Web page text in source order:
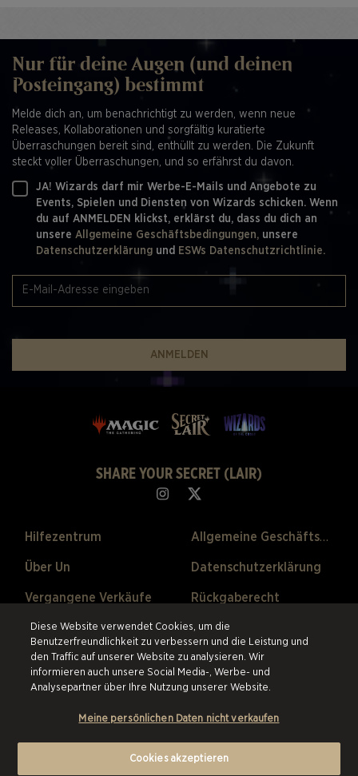
Nur für deine Augen (und deinen
Posteingang) bestimmt
Melde dich an, um benachrichtigt zu werden, wenn neue
Releases, Kollaborationen und sorgfältig kuratierte
Überraschungen bereit sind, enthüllt zu werden. Die Zukunft
steckt voller Überraschungen, und so erfährst du davon.
JA! Wizards darf mir Werbe-E-Mails und Angebote zu
Events, Spielen und Diensten von Wizards schicken. Wenn
du auf ANMELDEN klickst, erklärst du, dass du dich an
unsere Allgemeine Geschäftsbedingungen, unsere
Datenschutzerklärung und ESWs Datenschutzrichtlinie.
ANMELDEN
SHARE YOUR SECRET (LAIR)
Hilfezentrum
Über Un
Vergangene Verkäufe
Cookie-Einstellungen
Allgemeine Geschäftsbedingungen
Datenschutzerklärung
Rückgaberecht
©2026 ESW France SAS. Alle Rechte vorbehalten. Alle Warenzeichen sind
Eigentum ihrer Besitzer in den USA und anderen Ländern.
SAS ist der authorisierte Wiederverkäufer und Vertriebspartner der im
Diese Website verwendet Cookies, um die
Benutzerfreundlichkeit zu verbessern und die Leistung und
den Traffic auf unserer Website zu analysieren. Wir
informieren auch unsere Social Media-, Werbe- und
Analysepartner über Ihre Nutzung unserer Website.
Meine persönlichen Daten nicht verkaufen
Cookies akzeptieren